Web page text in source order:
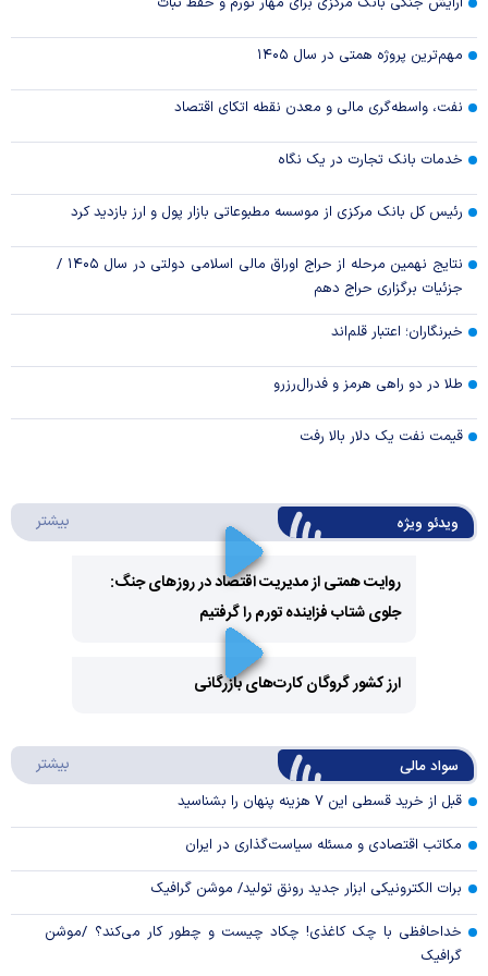
مهم‌ترین پروژه همتی در سال ۱۴۰۵
نفت، واسطه‌گری مالی و معدن نقطه اتکای اقتصاد
خدمات بانک تجارت در یک نگاه
رئیس کل بانک مرکزی از موسسه مطبوعاتی بازار پول و ارز بازدید کرد
نتایج نهمین مرحله از حراج اوراق مالی اسلامی دولتی در سال ۱۴۰۵ /
جزئیات برگزاری حراج دهم
خبرنگاران؛ اعتبار قلم‌اند
طلا در دو راهی هرمز و فدرال‌رزرو
قیمت نفت یک دلار بالا رفت
ویدئو ویژه بیشتر
Play
Video
روایت همتی از مدیریت اقتصاد در روزهای جنگ:
جلوی شتاب فزاینده تورم را گرفتیم
Video
ارز کشور گروگان کارت‌های بازرگانی
سواد مالی بیشتر
قبل از خرید قسطی این ۷ هزینه پنهان را بشناسید
مکاتب اقتصادی و مسئله سیاست‌گذاری در ایران
برات الکترونیکی ابزار جدید رونق تولید/ موشن گرافیک
خداحافظی با چک کاغذی! چکاد چیست و چطور کار می‌کند؟ /موشن
گرافیک